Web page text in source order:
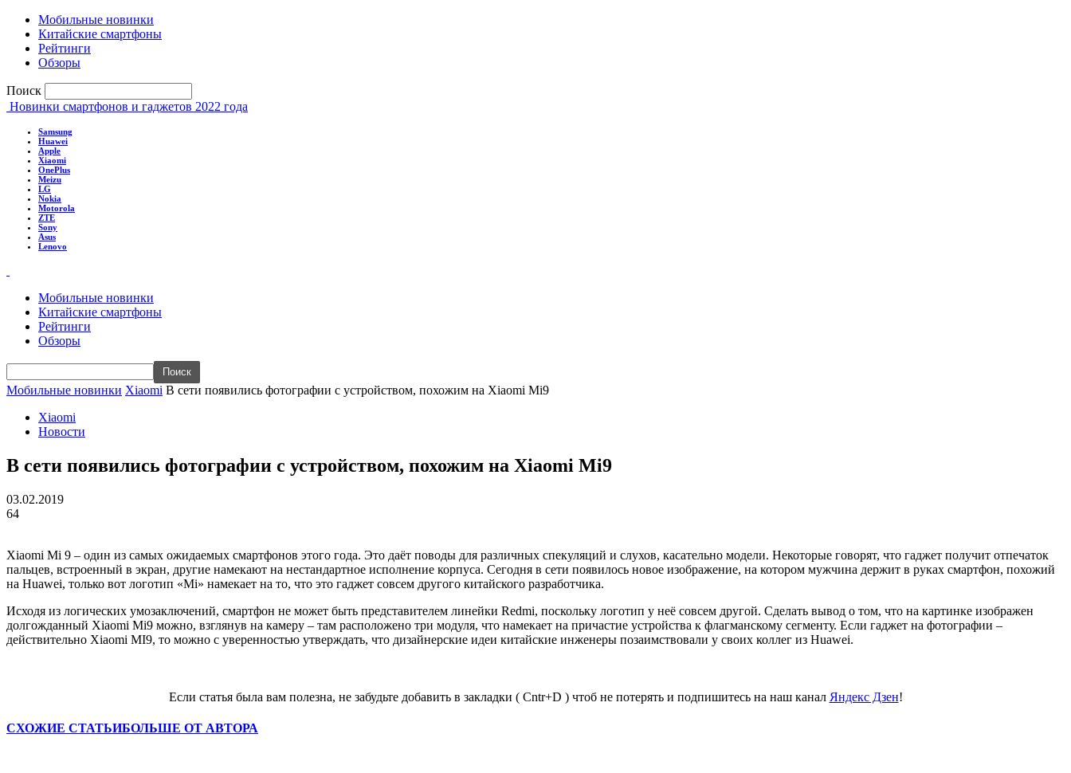
Мобильные новинки
Китайские смартфоны
Рейтинги
Обзоры
Поиск
Новинки смартфонов и гаджетов 2022 года
Samsung
Huawei
Apple
Xiaomi
OnePlus
Meizu
LG
Nokia
Motorola
ZTE
Sony
Asus
Lenovo
Мобильные новинки
Китайские смартфоны
Рейтинги
Обзоры
Мобильные новинки Xiaomi В сети появились фотографии с устройством, похожим на Xiaomi Mi9
Xiaomi
Новости
В сети появились фотографии с устройством, похожим на Xiaomi Mi9
03.02.2019
64
Xiaomi Mi 9 – один из самых ожидаемых смартфонов этого года. Это даёт поводы для различных спекуляций и слухов, касательно модели. Некоторые говорят, что гаджет получит отпечаток
пальцев, встроенный в экран, другие намекают на нестандартное исполнение корпуса. Сегодня в сети появилось новое изображение, на котором мужчина держит в руках смартфон, похожий
на Huawei, только вот логотип «Mi» намекает на то, что это гаджет совсем другого китайского разработчика.
Исходя из логических умозаключений, смартфон не может быть представителем линейки Redmi, поскольку логотип у неё совсем другой. Сделать вывод о том, что на картинке изображен
долгожданный Xiaomi Mi9 можно, взглянув на камеру – там расположено три модуля, что намекает на причастие устройства к флагманскому сегменту. Если гаджет на фотографии –
действительно Xiaomi MI9, то можно с уверенностью утверждать, что дизайнерские идеи китайские инженеры позаимствовали у своих коллег из Huawei.
Если статья была вам полезна, не забудьте добавить в закладки ( Cntr+D ) чтоб не потерять и подпишитесь на наш канал Яндекс Дзен!
СХОЖИЕ СТАТЬИБОЛЬШЕ ОТ АВТОРА